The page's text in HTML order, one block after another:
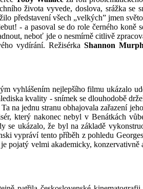
života vyvede, doslova, srážka
představení všech „velkých” jmen
- a pasoval se do role černého koně
neboť jde o nesmírně citlivě
vydírání. Režisérka Shannon
vyhlášením nejlepšího filmu ukázalo
kvality - snímek se dlouhodobě
na jednu stranu obhajovala zařazení jeho
který nakonec nebyl v Benátkách
ukázalo, že byl na základě
vypráví tento příběh z pohledu
pojatý velmi akademicky, konzervativně